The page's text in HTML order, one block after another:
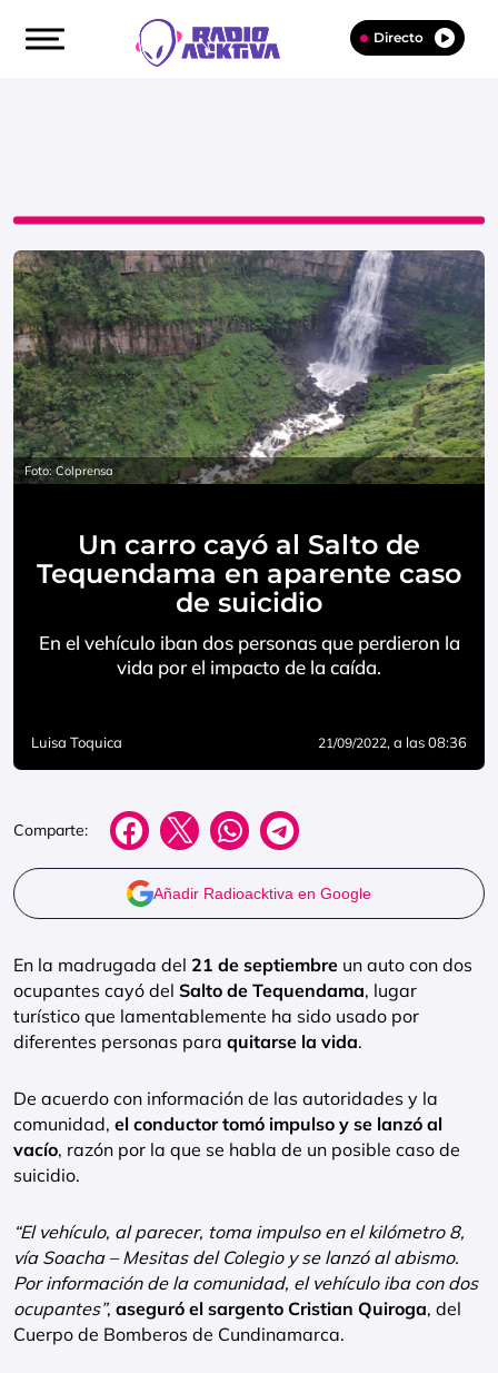
Directo
Foto: Colprensa
Un carro cayó al Salto de
Tequendama en aparente caso
de suicidio
En el vehículo iban dos personas que perdieron la
vida por el impacto de la caída.
Luisa Toquica 21/09/2022, a las 08:36
Comparte:
Añadir Radioacktiva en Google
En la madrugada del 21 de septiembre un auto con dos
ocupantes cayó del Salto de Tequendama, lugar
turístico que lamentablemente ha sido usado por
diferentes personas para quitarse la vida.
De acuerdo con información de las autoridades y la
comunidad, el conductor tomó impulso y se lanzó al
vacío, razón por la que se habla de un posible caso de
suicidio.
“El vehículo, al parecer, toma impulso en el kilómetro 8,
vía Soacha – Mesitas del Colegio y se lanzó al abismo.
Por información de la comunidad, el vehículo iba con dos
ocupantes”, aseguró el sargento Cristian Quiroga, del
Cuerpo de Bomberos de Cundinamarca.